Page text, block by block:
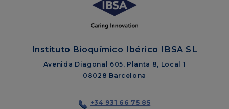
Instituto Bioquímico Ibérico IBSA SL
Avenida Diagonal 605, Planta 8, Local 1
08028 Barcelona
+34 931 66 75 85